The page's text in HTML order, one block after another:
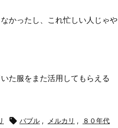
かったし、これ忙しい人じゃや
た服をまた活用してもらえる
 バブル , メルカリ , ８０年代